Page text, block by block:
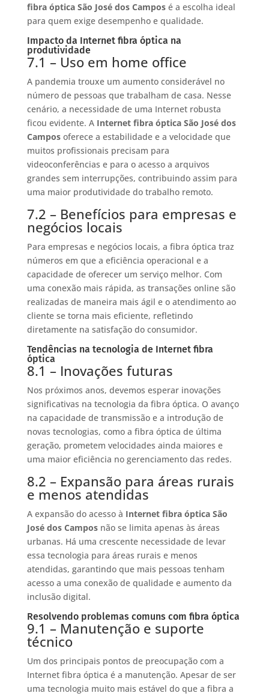
fibra óptica São José dos Camposé a escolha ideal
para quem exige desempenho e qualidade.
Impacto da Internet fibra óptica na
produtividade
7.1 – Uso em home office
A pandemia trouxe um aumento considerável no
número de pessoas que trabalham de casa. Nesse
cenário, a necessidade de uma Internet robusta
ficou evidente. A Internet fibra óptica São José dos
Camposoferece a estabilidade e a velocidade que
muitos profissionais precisam para
videoconferências e para o acesso a arquivos
grandes sem interrupções, contribuindo assim para
uma maior produtividade do trabalho remoto.
7.2 – Benefícios para empresas e
negócios locais
Para empresas e negócios locais, a fibra óptica traz
números em que a eficiência operacional e a
capacidade de oferecer um serviço melhor. Com
uma conexão mais rápida, as transações online são
realizadas de maneira mais ágil e o atendimento ao
cliente se torna mais eficiente, refletindo
diretamente na satisfação do consumidor.
Tendências na tecnologia de Internet fibra
óptica
8.1 – Inovações futuras
Nos próximos anos, devemos esperar inovações
significativas na tecnologia da fibra óptica. O avanço
na capacidade de transmissão e a introdução de
novas tecnologias, como a fibra óptica de última
geração, prometem velocidades ainda maiores e
uma maior eficiência no gerenciamento das redes.
8.2 – Expansão para áreas rurais
e menos atendidas
A expansão do acesso à Internet fibra óptica São
José dos Camposnão se limita apenas às áreas
urbanas. Há uma crescente necessidade de levar
essa tecnologia para áreas rurais e menos
atendidas, garantindo que mais pessoas tenham
acesso a uma conexão de qualidade e aumento da
inclusão digital.
Resolvendo problemas comuns com fibra óptica
9.1 – Manutenção e suporte
técnico
Um dos principais pontos de preocupação com a
Internet fibra óptica é a manutenção. Apesar de ser
uma tecnologia muito mais estável do que a fibra a